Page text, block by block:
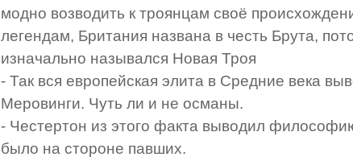
модно возводить к троянцам своё
легендам, Британия названа в честь Брута,
изначально назывался Новая Троя
- Так вся европейская элита в Средние века
Меровинги. Чуть ли и не османы.
- Честертон из этого факта выводил
было на стороне павших.